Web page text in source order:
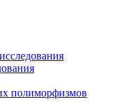
полиморфизмов